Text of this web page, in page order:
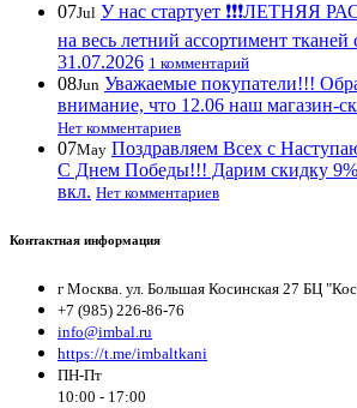
07Jul У нас стартует ❗️❗️❗️ЛЕТНЯЯ
на весь летний ассортимент тканей
31.07.2026 1 комментарий
08Jun Уважаемые покупатели!!!
внимание, что 12.06 наш магазин-
Нет комментариев
07May Поздравляем Всех с
С Днем Победы!!! Дарим скидку 9%
вкл. Нет комментариев
Контактная информация
г Москва. ул. Большая Косинская 27 БЦ
+7 (985) 226-86-76
info@imbal.ru
https://t.me/imbaltkani
ПН-Пт
10:00 - 17:00